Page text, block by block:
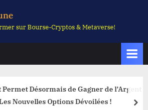
sur Bourse-Cryptos & Metaverse!
Désormais de Gagner de l’Argent
Nouvelles Options Dévoilées !